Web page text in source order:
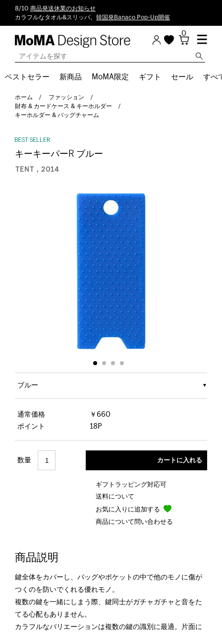
8/10 商品発送休業のお知らせ
カラフルなタオル&スリッパ。 韓国発Banaco Pop-Up開催
0
ベストセラー 新商品 MoMA限定 ギフト セール すべ
ホーム
ファッション
財布 & カードケース & キーホルダー
キーホルダー & バッグチャーム
キーキーパーR ブルー
TENT，2014
ブルー
通常価格
￥660
ポイント
18P
数量
ギフトラッピング対応可
送料について
お気に入りに追加する
商品について問い合わせる
商品説明
鍵全体をカバーし、バッグやポケットの中で他のモノに傷が
つくのを防いでくれる優れモノ。
複数の鍵を一緒にしまう際、鍵同士がガチャガチャと音をた
てる心配もありません。
カラフルなバリエーションは複数の鍵の識別に最適。片面に